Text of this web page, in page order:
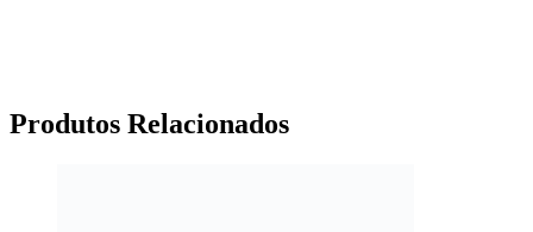
Produtos Relacionados